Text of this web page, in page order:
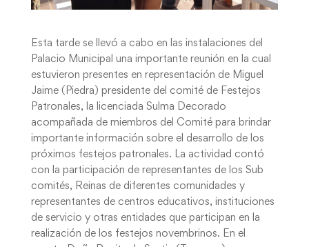
Esta tarde se llevó a cabo en las instalaciones del
Palacio Municipal una importante reunión en la cual
estuvieron presentes en representación de Miguel
Jaime (Piedra) presidente del comité de Festejos
Patronales, la licenciada Sulma Decorado
acompañada de miembros del Comité para brindar
importante información sobre el desarrollo de los
próximos festejos patronales. La actividad contó
con la participación de representantes de los Sub
comités, Reinas de diferentes comunidades y
representantes de centros educativos, instituciones
de servicio y otras entidades que participan en la
realización de los festejos novembrinos. En el